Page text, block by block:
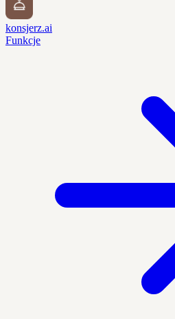
konsjerz.ai
Funkcje